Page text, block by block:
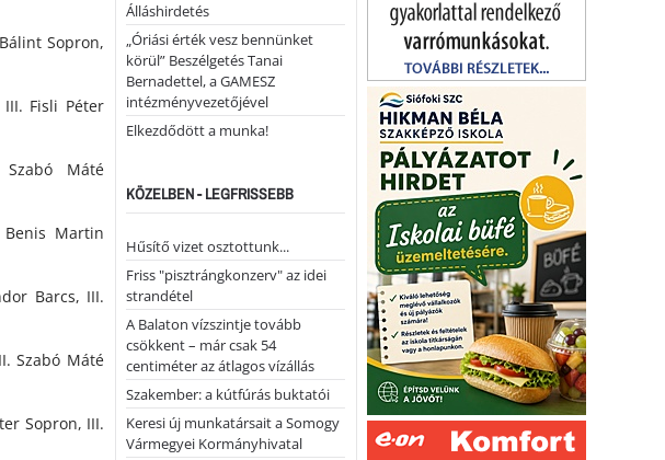
Sopron,
Fisli Péter
Máté
Martin
Barcs, III.
Szabó Máté
Sopron, III.
Álláshirdetés
„Óriási érték vesz bennünket
körül” Beszélgetés Tanai
Bernadettel, a GAMESZ
intézményvezetőjével
Elkezdődött a munka!
KÖZELBEN - LEGFRISSEBB
Hűsítő vizet osztottunk...
Friss "pisztrángkonzerv" az idei
strandétel
A Balaton vízszintje tovább
csökkent – már csak 54
centiméter az átlagos vízállás
Szakember: a kútfúrás buktatói
Keresi új munkatársait a Somogy
Vármegyei Kormányhivatal